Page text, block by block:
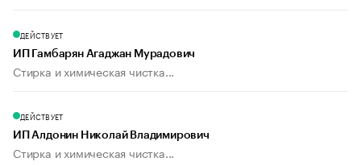
ДЕЙСТВУЕТ
ИП Гамбарян Агаджан Мурадович
Стирка и химическая чистка...
ДЕЙСТВУЕТ
ИП Алдонин Николай Владимирович
Стирка и химическая чистка...